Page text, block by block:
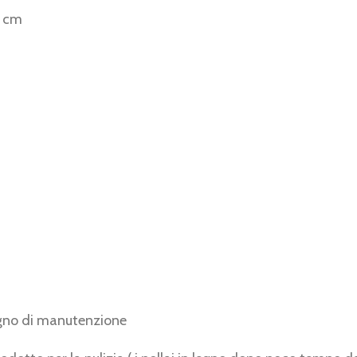
cm
di manutenzione